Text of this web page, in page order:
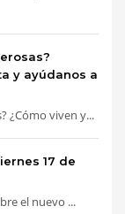
y ayúdanos a
¿Cómo viven y...
17 de
el nuevo ...